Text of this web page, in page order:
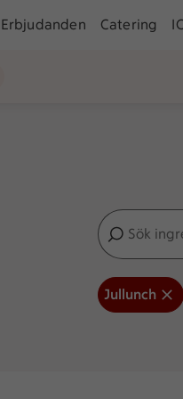
Erbjudanden Catering
Sök
Inga förslag
Jullunch